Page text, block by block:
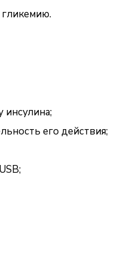
инсулина;
его действия;